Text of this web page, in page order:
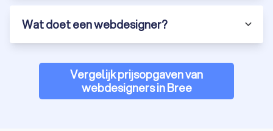
Wat doet een webdesigner?
Vergelijk prijsopgaven van
webdesigners in Bree